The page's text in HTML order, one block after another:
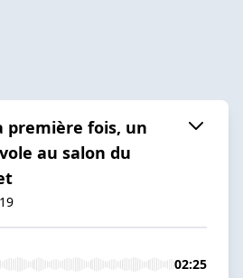
première fois, un
au salon du
02:25